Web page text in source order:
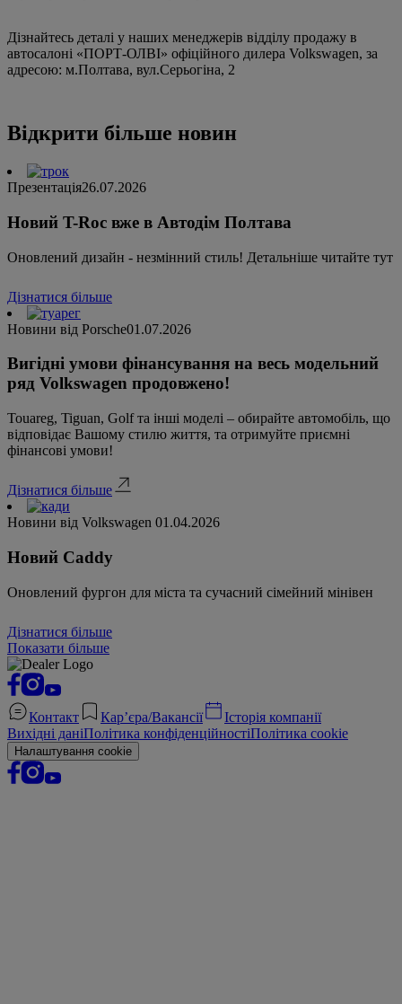
Дізнайтесь деталі у наших менеджерів відділу продажу в
автосалоні «ПОРТ-ОЛВІ» офіційного дилера Volkswagen, за
адресою: м.Полтава, вул.Серьогіна, 2
Відкрити більше новин
Презентація26.07.2026
Новий T-Roc вже в Автодім Полтава
Оновлений дизайн - незмінний стиль! Детальніше читайте тут
Дізнатися більше
Новини від Porsche01.07.2026
Вигідні умови фінансування на весь модельний
ряд Volkswagen продовжено!
Touareg, Tiguan, Golf та інші моделі – обирайте автомобіль, що
відповідає Вашому стилю життя, та отримуйте приємні
фінансові умови!
Дізнатися більше
Новини від Volkswagen 01.04.2026
Новий Caddy
Оновлений фургон для міста та сучасний сімейний мінівен
Дізнатися більше
Показати більше
Контакт Кар’єра/Вакансії
Історія компанії
Вихідні даніПолітика конфіденційностіПолітика cookie
Налаштування cookie